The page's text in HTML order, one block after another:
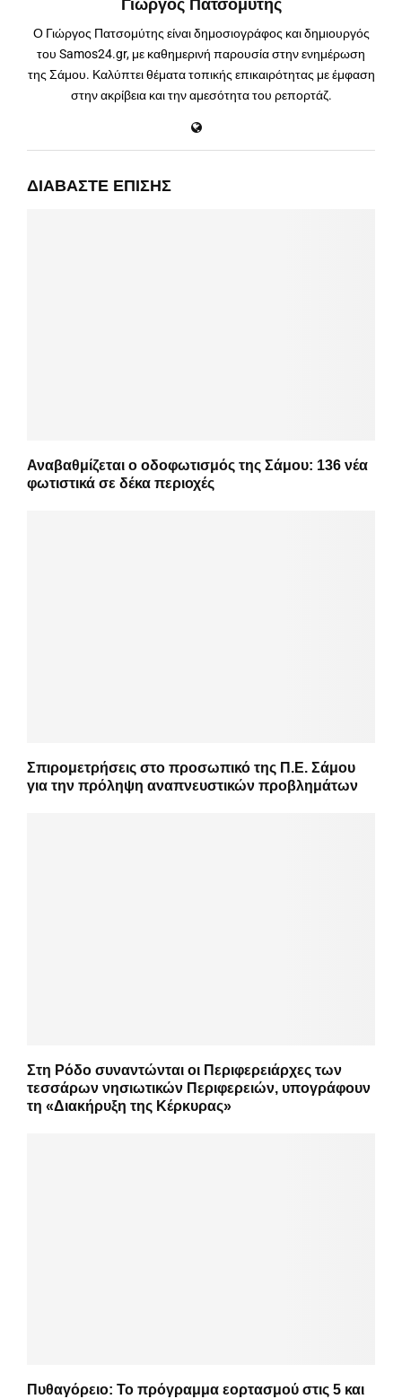
Γιώργος Πατσομύτης
Ο Γιώργος Πατσομύτης είναι δημοσιογράφος και δημιουργός
του Samos24.gr, με καθημερινή παρουσία στην ενημέρωση
της Σάμου. Καλύπτει θέματα τοπικής επικαιρότητας με έμφαση
στην ακρίβεια και την αμεσότητα του ρεπορτάζ.
ΔΙΑΒΆΣΤΕ ΕΠΊΣΗΣ
Αναβαθμίζεται ο οδοφωτισμός της Σάμου: 136 νέα
φωτιστικά σε δέκα περιοχές
Σπιρομετρήσεις στο προσωπικό της Π.Ε. Σάμου
για την πρόληψη αναπνευστικών προβλημάτων
Στη Ρόδο συναντώνται οι Περιφερειάρχες των
τεσσάρων νησιωτικών Περιφερειών, υπογράφουν
τη «Διακήρυξη της Κέρκυρας»
Πυθαγόρειο: Το πρόγραμμα εορτασμού στις 5 και